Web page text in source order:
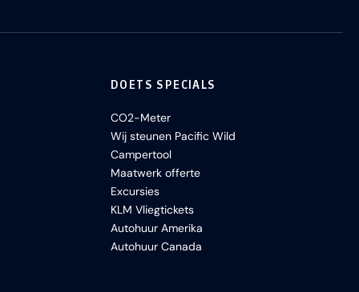
DOETS SPECIALS
CO2-Meter
Wij steunen Pacific Wild
Campertool
Maatwerk offerte
Excursies
KLM Vliegtickets
Autohuur Amerika
Autohuur Canada